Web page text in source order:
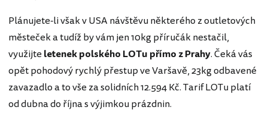
Plánujete-li však v USA návštěvu některého z outletových
městeček a tudíž by vám jen 10kg příručák nestačil,
využijte letenek polského LOTu přímo z Prahy. Čeká vás
opět pohodový rychlý přestup ve Varšavě, 23kg odbavené
zavazadlo a to vše za solidních 12.594 Kč. Tarif LOTu platí
od dubna do října s výjimkou prázdnin.